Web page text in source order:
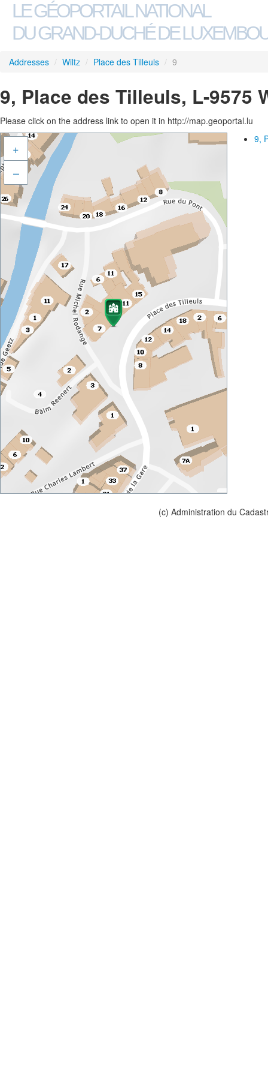
LE GÉOPORTAIL NATIONAL
DU GRAND-DUCHÉ DE
Addresses / Wiltz / Place des Tilleuls / 9
9, Place des Tilleuls, L-9575
Please click on the address link to open it in http://map.geoportal.lu
+
–
9,
(c) Administration du